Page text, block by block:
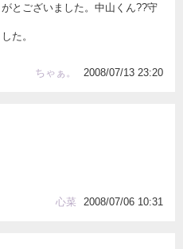
とございました。中山くん??守
た。
ちゃぁ。
2008/07/13 23:20
心菜
2008/07/06 10:31